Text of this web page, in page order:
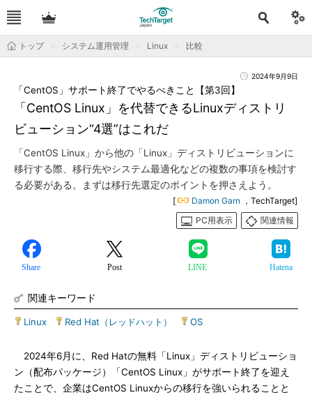
トップ システム運用管理 Linux 比較
2024年9月9日
「CentOS Linux」を代替できるLinuxディストリ
ビューション“4選”はこれだ
「CentOS」サポート終了でやるべきこと【第3回】
「CentOS Linux」から他の「Linux」ディストリビューションに
移行する際、移行先やシステム最適化などの複数の事項を検討す
る必要がある。まずは移行先選定のポイントを押さえよう。
[ Damon Garn ，TechTarget]
PC用表示
関連情報
Share Post LINE Hatena
関連キーワード
Linux Red Hat（レッドハット） OS
2024年6月に、Red Hatの無料「Linux」ディストリビューショ
ン（配布パッケージ）「CentOS Linux」がサポート終了を迎え
たことで、企業はCentOS Linuxからの移行を強いられることと